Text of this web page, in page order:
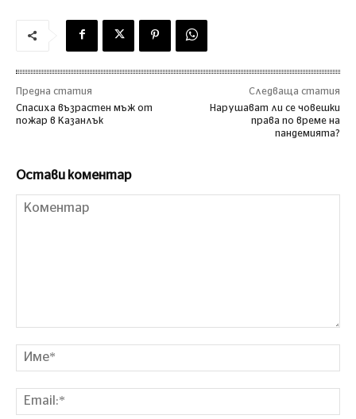
Предна статия
Спасиха възрастен мъж от
пожар в Казанлък
Следваща статия
Нарушават ли се човешки
права по време на
пандемията?
Остави коментар